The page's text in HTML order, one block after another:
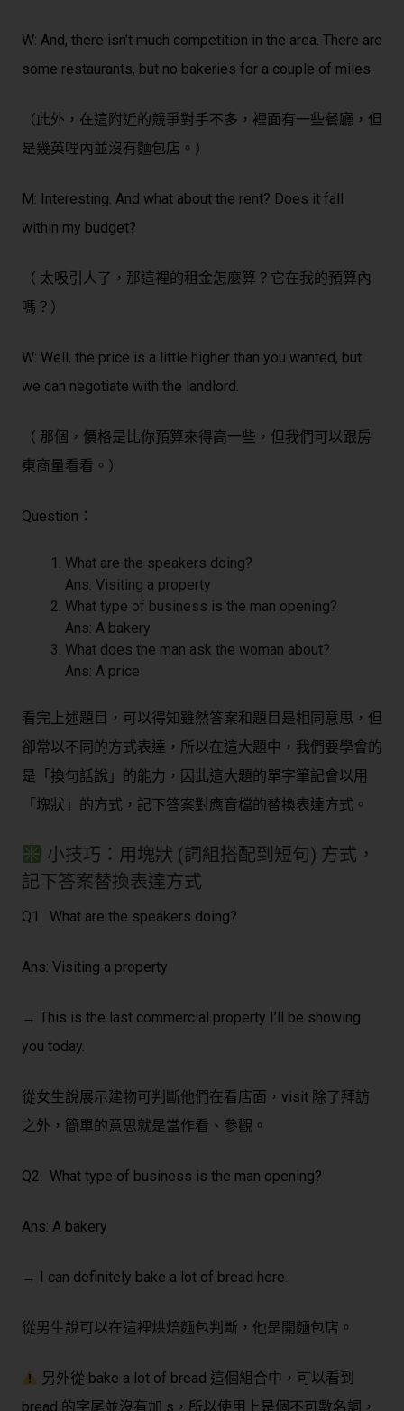
W: And, there isn’t much competition in the area. There are
some restaurants, but no bakeries for a couple of miles.
（此外，在這附近的競爭對手不多，裡面有一些餐廳，但
是幾英哩內並沒有麵包店。）
M: Interesting. And what about the rent? Does it fall
within my budget?
（ 太吸引人了，那這裡的租金怎麼算？它在我的預算內
嗎？）
W: Well, the price is a little higher than you wanted, but
we can negotiate with the landlord.
（ 那個，價格是比你預算來得高一些，但我們可以跟房
東商量看看。）
Question：
What are the speakers doing?
Ans: Visiting a property
What type of business is the man opening?
Ans: A bakery
What does the man ask the woman about?
Ans: A price
看完上述題目，可以得知雖然答案和題目是相同意思，但
卻常以不同的方式表達，所以在這大題中，我們要學會的
是「換句話說」的能力，因此這大題的單字筆記會以用
「塊狀」的方式，記下答案對應音檔的替換表達方式。
小技巧：用塊狀 (詞組搭配到短句) 方式，
記下答案替換表達方式
Q1. What are the speakers doing?
Ans: Visiting a property
→ This is the last commercial property I’ll be showing
you today.
從女生說展示建物可判斷他們在看店面，visit 除了拜訪
之外，簡單的意思就是當作看、參觀。
Q2. What type of business is the man opening?
Ans: A bakery
→ I can definitely bake a lot of bread here.
從男生說可以在這裡烘焙麵包判斷，他是開麵包店。
另外從 bake a lot of bread 這個組合中，可以看到
bread 的字尾並沒有加 s，所以使用上是個不可數名詞，